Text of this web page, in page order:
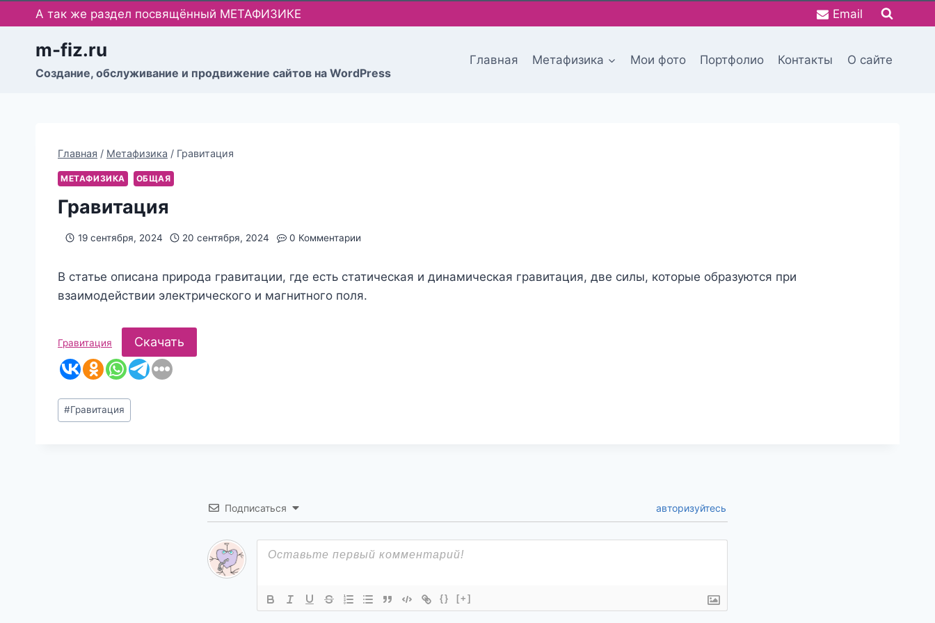
Перейти
к
содержимому
А так же раздел посвящённый МЕТАФИЗИКЕ Email
m-fiz.ru
Cоздание, обслуживание и продвижение сайтов на WordPress
Главная Метафизика Мои фото Портфолио Контакты О сайте
Главная / Метафизика / Гравитация
МЕТАФИЗИКА ОБЩАЯ
Гравитация
19 сентября, 2024 20 сентября, 2024 0 Комментарии
В статье описана природа гравитации, где есть статическая и динамическая гравитация, две силы, которые образуются при
взаимодействии электрического и магнитного поля.
Гравитация Скачать
Метки
записи:
#Гравитация
Подписаться авторизуйтесь
{} [+]